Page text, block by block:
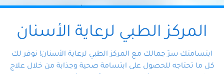
احتياجات الأسنان تحت سقف واحد،
وتضمن لك حلاً شاملًا لجميع
المتخصص ذوي الخبرة، ستجد نفسك
المركز الطبي لرعاية الأسنان
ابتسامتك سرّ جمالك مع المركز الطبي لرعاية الأسنان! نوفر لك
كل ما تحتاجه للحصول على ابتسامة صحية وجذابة من خلال علاج